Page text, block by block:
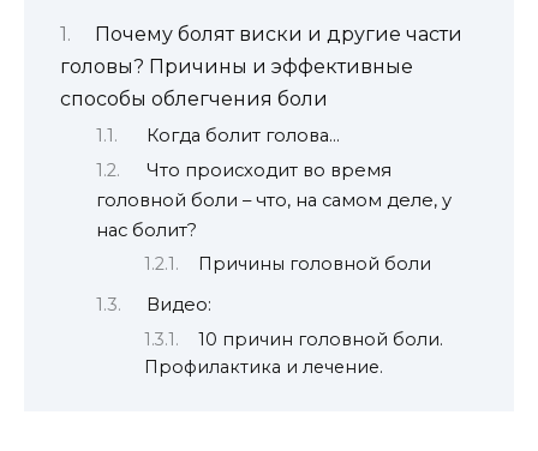
Почему болят виски и другие части
головы? Причины и эффективные
способы облегчения боли
Когда болит голова…
Что происходит во время
головной боли – что, на самом деле, у
нас болит?
Причины головной боли
Видео:
10 причин головной боли.
Профилактика и лечение.